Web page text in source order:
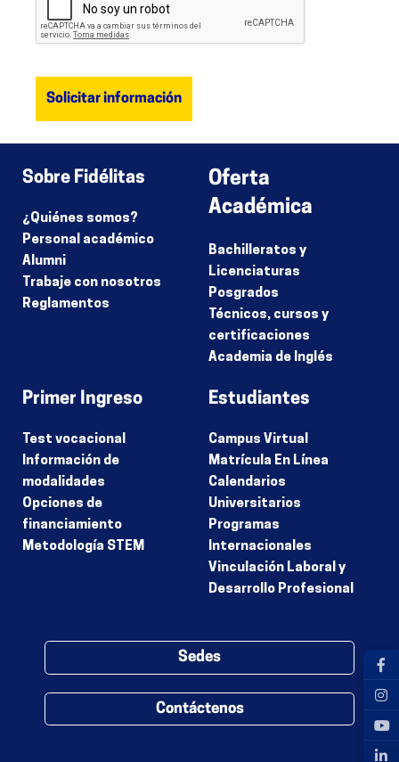
Sobre Fidélitas
¿Quiénes somos?
Personal académico
Alumni
Trabaje con nosotros
Reglamentos
Oferta
Académica
Bachilleratos y
Licenciaturas
Posgrados
Técnicos, cursos y
certificaciones
Academia de Inglés
Primer Ingreso
Test vocacional
Información de
modalidades
Opciones de
financiamiento
Metodología STEM
Estudiantes
Campus Virtual
Matrícula En Línea
Calendarios
Universitarios
Programas
Internacionales
Vinculación Laboral y
Desarrollo Profesional
Sedes
Contáctenos